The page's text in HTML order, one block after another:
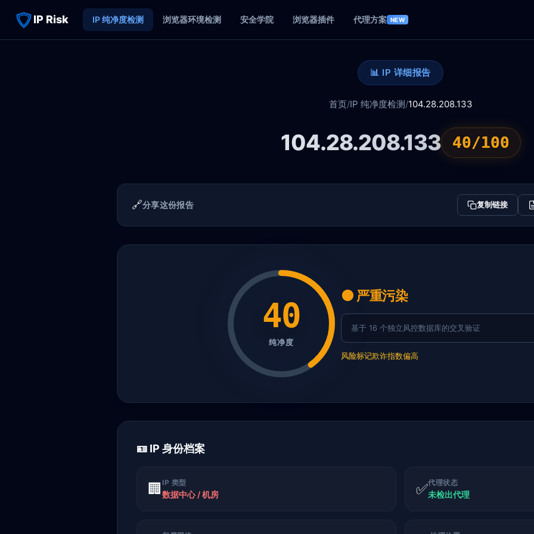
IP Risk IP 纯净度检测 浏览器环境检测 安全学院 浏览器插件 代理方案 NEW
📊 IP 详细报告
首页/IP 纯净度检测/104.28.208.133
104.28.208.133 40/100
🔗分享这份报告 复制链接
40
纯净度
🟠 严重污染
基于 16 个独立风控数据库的交叉验证
风险标记欺诈指数偏高
🪪 IP 身份档案
🏢 IP 类型
数据中心 / 机房 ✅代理状态
未检出代理